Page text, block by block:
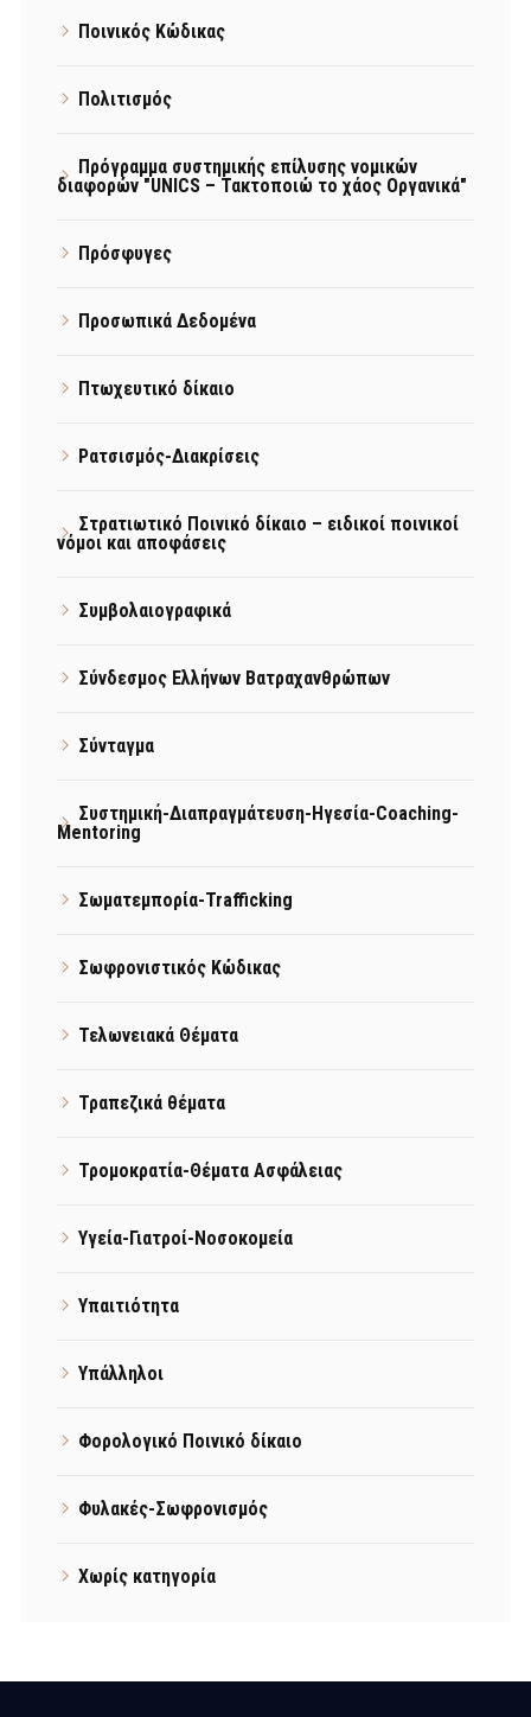
Ποινικός Κώδικας
Πολιτισμός
Πρόγραμμα συστημικής επίλυσης νομικών
διαφορών "UNICS – Τακτοποιώ το χάος Οργανικά"
Πρόσφυγες
Προσωπικά Δεδομένα
Πτωχευτικό δίκαιο
Ρατσισμός-Διακρίσεις
Στρατιωτικό Ποινικό δίκαιο – ειδικοί ποινικοί
νόμοι και αποφάσεις
Συμβολαιογραφικά
Σύνδεσμος Ελλήνων Βατραχανθρώπων
Σύνταγμα
Συστημική-Διαπραγμάτευση-Ηγεσία-Coaching-
Mentoring
Σωματεμπορία-Trafficking
Σωφρονιστικός Κώδικας
Τελωνειακά Θέματα
Τραπεζικά θέματα
Τρομοκρατία-Θέματα Ασφάλειας
Υγεία-Γιατροί-Νοσοκομεία
Υπαιτιότητα
Υπάλληλοι
Φορολογικό Ποινικό δίκαιο
Φυλακές-Σωφρονισμός
Χωρίς κατηγορία